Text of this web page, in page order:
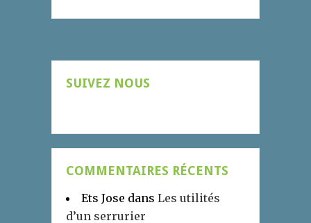
SUIVEZ NOUS
COMMENTAIRES RÉCENTS
Ets Jose dans Les utilités
d’un serrurier